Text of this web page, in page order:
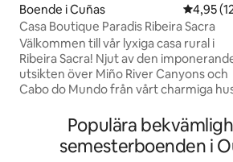
Boende i Cuñas 4,95 av
4,95
Casa Boutique Paradis Ribeira Sacra
Välkommen till vår lyxiga casa rural i
Ribeira Sacra! Njut av den imponerande
utsikten över Miño River Canyons och
Cabo do Mundo från vårt charmiga
vingårdar och en trädgård inspirerad
naturalism, erbjuder vår fastighet en
avkopplande och oförglömlig
Populära
semesterboenden i